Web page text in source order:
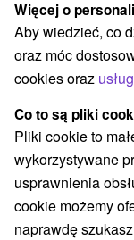
Hotel
Uzdrowisko
9,0 doskonały·
Więcej o
Aby wiedzieć, co
oraz móc
cookies oraz
Co to są pliki
Pliki cookie to
wykorzystywane
usprawnienia
cookie możemy
naprawdę